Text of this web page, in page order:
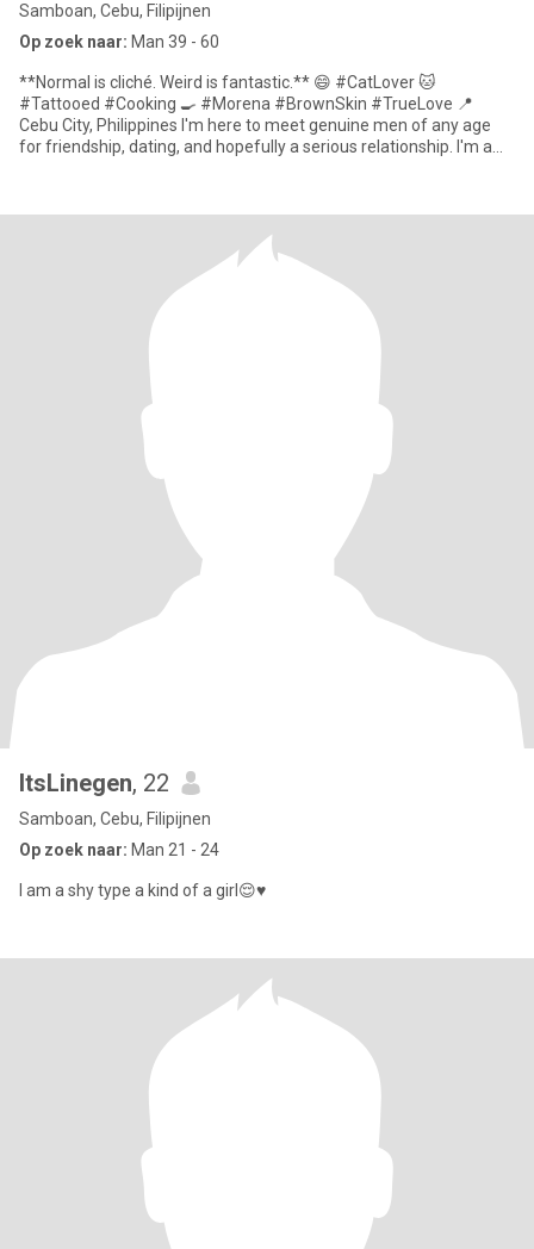
Samboan, Cebu, Filipijnen
Op zoek naar: Man 39 - 60
**Normal is cliché. Weird is fantastic.** 😄 #CatLover 🐱
#Tattooed #Cooking 🍳 #Morena #BrownSkin #TrueLove 📍
Cebu City, Philippines I'm here to meet genuine men of any age
for friendship, dating, and hopefully a serious relationship. I'm a
ItsLinegen, 22
Samboan, Cebu, Filipijnen
Op zoek naar: Man 21 - 24
I am a shy type a kind of a girl😌♥️